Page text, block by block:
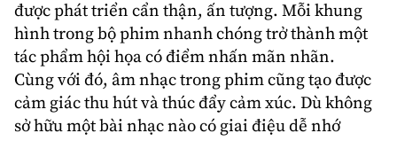
được phát triển cẩn thận, ấn tượng. Mỗi khung
hình trong bộ phim nhanh chóng trở thành một
tác phẩm hội họa có điểm nhấn mãn nhãn.
Cùng với đó, âm nhạc trong phim cũng tạo được
cảm giác thu hút và thúc đẩy cảm xúc. Dù không
sở hữu một bài nhạc nào có giai điệu dễ nhớ